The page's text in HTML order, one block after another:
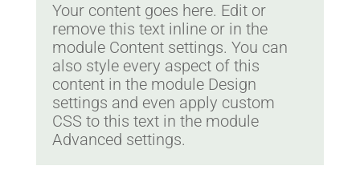
Your content goes here. Edit or
remove this text inline or in the
module Content settings. You can
also style every aspect of this
content in the module Design
settings and even apply custom
CSS to this text in the module
Advanced settings.